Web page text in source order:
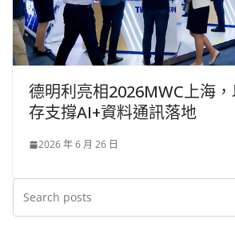
德明利亮相2026MWC上海
存支撐AI+資料通訊落地
2026 年 6 月 26 日